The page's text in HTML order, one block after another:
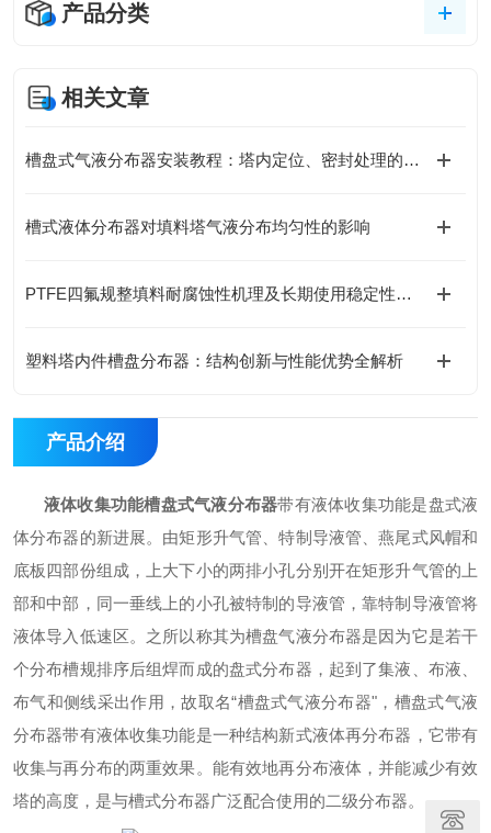
产品分类
相关文章
槽盘式气液分布器安装教程：塔内定位、密封处理的关键步骤
槽式液体分布器对填料塔气液分布均匀性的影响
PTFE四氟规整填料耐腐蚀性机理及长期使用稳定性分析
塑料塔内件槽盘分布器：结构创新与性能优势全解析
产品介绍
液体收集功能槽盘式气液分布器带有液体收集功能是盘式液
体分布器的新进展。由矩形升气管、特制导液管、燕尾式风帽和
底板四部份组成，上大下小的两排小孔分别开在矩形升气管的上
部和中部，同一垂线上的小孔被特制的导液管，靠特制导液管将
液体导入低速区。之所以称其为槽盘气液分布器是因为它是若干
个分布槽规排序后组焊而成的盘式分布器，起到了集液、布液、
布气和侧线采出作用，故取名“槽盘式气液分布器"，槽盘式气液
分布器带有液体收集功能是一种结构新式液体再分布器，它带有
收集与再分布的两重效果。能有效地再分布液体，并能减少有效
塔的高度，是与槽式分布器广泛配合使用的二级分布器。